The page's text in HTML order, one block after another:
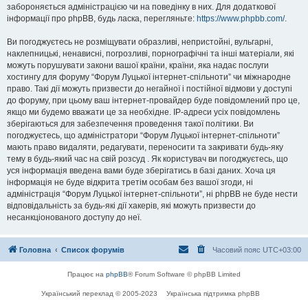
забороняється адміністрацією чи на поведінку в них. Для додаткової
інформації про phpBB, будь ласка, перегляньте: https://www.phpbb.com/.
Ви погоджуєтесь не розміщувати образливі, непристойні, вульгарні,
наклепницькі, ненависні, погрозливі, порнографічні та інші матеріали, які
можуть порушувати закони вашої країни, країни, яка надає послуги
хостингу для форуму “Форум Луцької інтернет-спільноти” чи міжнародне
право. Такі дії можуть призвести до негайної і постійної відмови у доступі
до форуму, при цьому ваш інтернет-провайдер буде повідомлений про це,
якщо ми будемо вважати це за необхідне. IP-адреси усіх повідомлень
зберігаються для забезпечення проведення такої політики. Ви
погоджуєтесь, що адміністратори “Форум Луцької інтернет-спільноти”
мають право видаляти, редагувати, переносити та закривати будь-яку
тему в будь-який час на свій розсуд . Як користувач ви погоджуєтесь, що
уся інформація введена вами буде зберігатись в базі даних. Хоча ця
інформація не буде відкрита третім особам без вашої згоди, ні
адміністрація “Форум Луцької інтернет-спільноти”, ні phpBB не буде нести
відповідальність за будь-які дії хакерів, які можуть призвести до
несанкціонованого доступу до неї.
Головна Список форумів Часовий пояс UTC+03:00
Працює на phpBB® Forum Software © phpBB Limited
Український переклад © 2005-2023 Українська підтримка phpBB